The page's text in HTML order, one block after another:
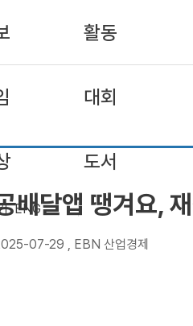
활동
대회
도서
ENG
배달앱 땡겨요,
07-29 , EBN 산업경제